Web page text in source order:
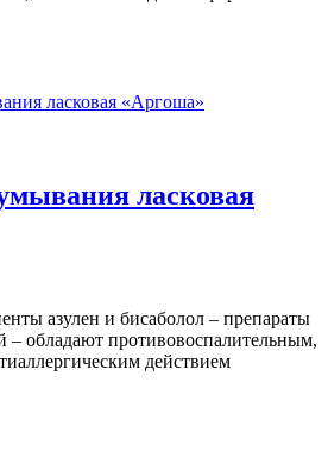
ласковая
азулен и бисаболол – препараты
– обладают противовоспалительным,
действием